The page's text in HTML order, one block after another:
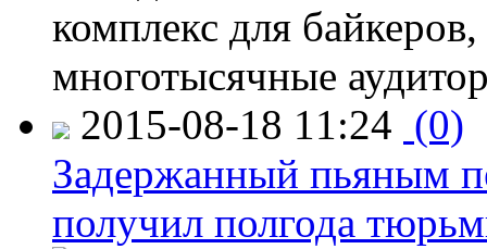
комплекс для
многотысячные
2015-08-18 11:24 (0)
Задержанный пьяным
получил полгода